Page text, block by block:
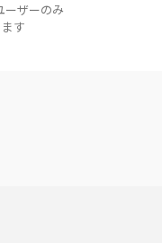
ーザーのみ
す